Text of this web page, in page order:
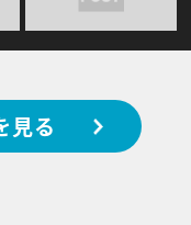
見る